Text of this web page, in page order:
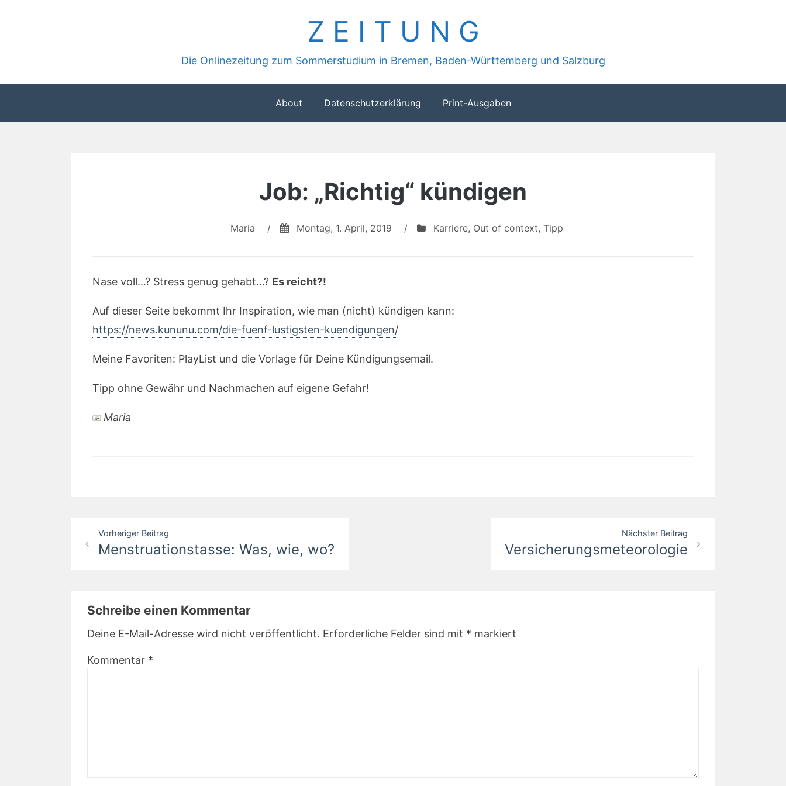
Z E I T U N G
Die Onlinezeitung zum Sommerstudium in Bremen, Baden-Württemberg und Salzburg
About Datenschutzerklärung Print-Ausgaben
Job: „Richtig“ kündigen
Maria / Montag, 1. April, 2019 / Karriere, Out of context, Tipp
Nase voll…? Stress genug gehabt…? Es reicht?!
Auf dieser Seite bekommt Ihr Inspiration, wie man (nicht) kündigen kann:
https://news.kununu.com/die-fuenf-lustigsten-kuendigungen/
Meine Favoriten: PlayList und die Vorlage für Deine Kündigungsemail.
Tipp ohne Gewähr und Nachmachen auf eigene Gefahr!
Maria
Beitragsnavigation
Vorheriger Beitrag
Menstruationstasse: Was, wie, wo?
Nächster Beitrag
Versicherungsmeteorologie
Schreibe einen Kommentar
Deine E-Mail-Adresse wird nicht veröffentlicht. Erforderliche Felder sind mit * markiert
Kommentar *